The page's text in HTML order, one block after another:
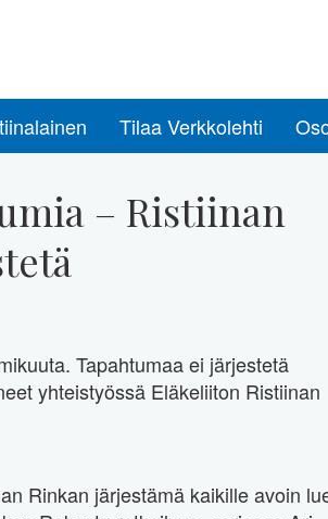
Tilaa Verkkolehti
– Ristiinan
Tapahtumaa ei järjestetä
yhteistyössä Eläkeliiton Ristiinan
Rinkan järjestämä kaikille avoin